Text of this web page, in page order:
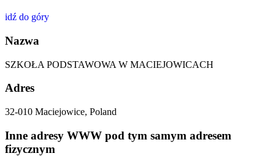
idź do góry
Nazwa
SZKOŁA PODSTAWOWA W MACIEJOWICACH
Adres
32-010 Maciejowice, Poland
Inne adresy WWW pod tym samym adresem
fizycznym